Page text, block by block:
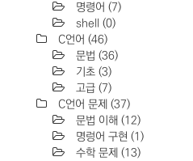
명령어 (7)
shell (0)
C언어 (46)
문법 (36)
기초 (3)
고급 (7)
C언어 문제 (37)
문법 이해 (12)
명렁어 구현 (1)
수학 문제 (13)